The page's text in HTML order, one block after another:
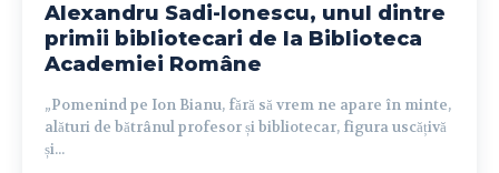
Alexandru Sadi-Ionescu, unul dintre
primii bibliotecari de la Biblioteca
Academiei Române
„Pomenind pe Ion Bianu, fără să vrem ne apare în minte,
alături de bătrânul profesor și bibliotecar, figura uscățivă
și...